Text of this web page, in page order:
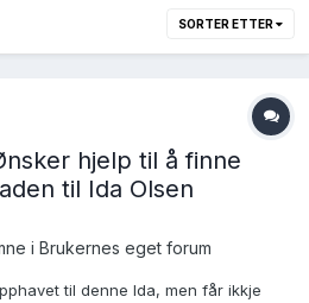
SORTER ETTER
hjelp til å finne
til Ida Olsen
i Brukernes eget forum
til denne Ida, men får ikkje